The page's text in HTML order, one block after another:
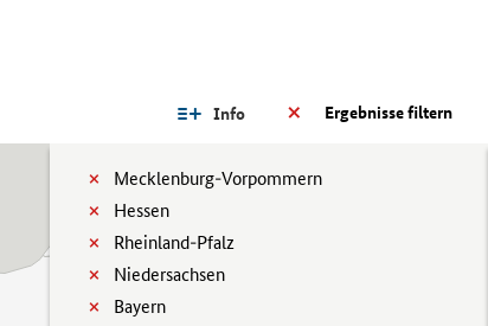
Ergebnisse filtern
Info
Mecklenburg-Vorpommern
Hessen
Rheinland-Pfalz
Niedersachsen
Bayern